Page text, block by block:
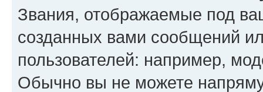
Звания, отображаемые под
созданных вами сообщений
пользователей: например,
Обычно вы не можете